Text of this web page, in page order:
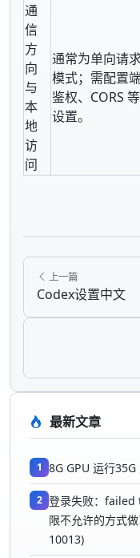
通
信
方
向
与
本
地
访
问
通常为单向请
模式；需配置端
鉴权、CORS
设置。
上一篇
Codex设置中文
最新文章
1 8G GPU 运行35G
2 登录失败：
限不允许的方式
10013)